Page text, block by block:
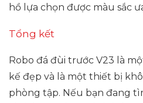
hồ lựa chọn được màu sắc
Tổng kết
Robo đá đùi trước V23 là
kế đẹp và là một thiết bị
phòng tập. Nếu bạn đang